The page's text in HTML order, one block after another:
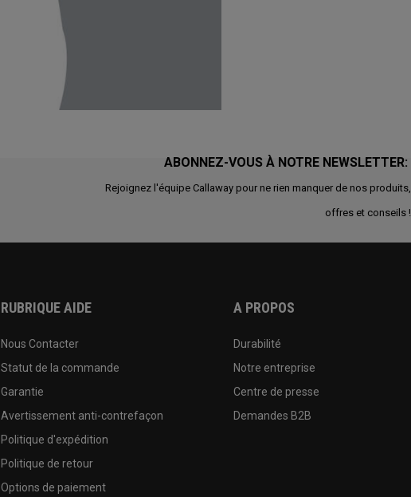
ABONNEZ-VOUS À NOTRE NEWSLETTER:
Rejoignez l'équipe Callaway pour ne rien manquer de nos produits,
offres et conseils !
RUBRIQUE AIDE
Nous Contacter
Statut de la commande
Garantie
Avertissement anti-contrefaçon
Politique d'expédition
Politique de retour
Options de paiement
A PROPOS
Durabilité
Notre entreprise
Centre de presse
Demandes B2B